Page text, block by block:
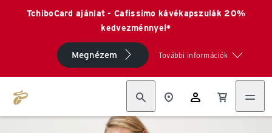
TchiboCard ajánlat - Cafissimo kávékapszulák 20%
kedvezménnyel*
Megnézem További információk